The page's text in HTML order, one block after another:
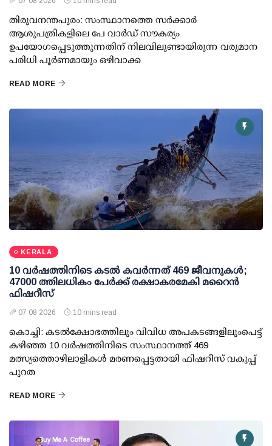
തിരുവനന്തപുരം: സംസ്ഥാനത്തെ സര്‍ക്കാര്‍
ആശുപത്രികളിലെ പേ വാര്‍ഡ് സൗകര്യം
ഉപയോഗപ്പെടുത്തുന്നതിന് നിലവിലുണ്ടായിരുന്ന വരുമാന
പരിധി പൂര്‍ണമായും ഒഴിവാക്ക
READ MORE
KERALA
10 വര്‍ഷത്തിനിടെ കടല്‍ കവര്‍ന്നത് 469 ജീവനുകള്‍;
47000 ത്തിലധികം പേര്‍ക്ക് രക്ഷാകരമേകി മറൈന്‍
ഫിഷറീസ്
07 08 2026 10 mins read
കൊച്ചി: കടല്‍ക്ഷോഭത്തിലും വിവിധ അപകടങ്ങളിലുംപെട്ട്
കഴിഞ്ഞ 10 വര്‍ഷത്തിനിടെ സംസ്ഥാനത്ത് 469
മത്സ്യത്തൊഴിലാളികള്‍ മരണപ്പെട്ടതായി ഫിഷറീസ് വകുപ്പ്
പുറത
READ MORE